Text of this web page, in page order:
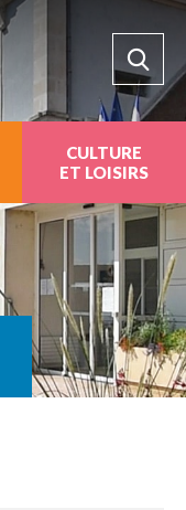
CULTURE
ET LOISIRS